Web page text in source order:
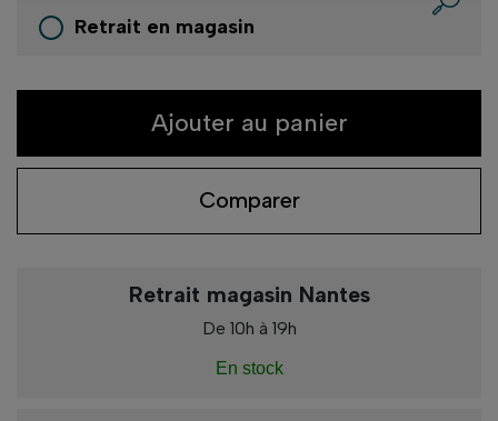
Retrait en magasin
Ajouter au panier
Comparer
Retrait magasin Nantes
De 10h à 19h
En stock